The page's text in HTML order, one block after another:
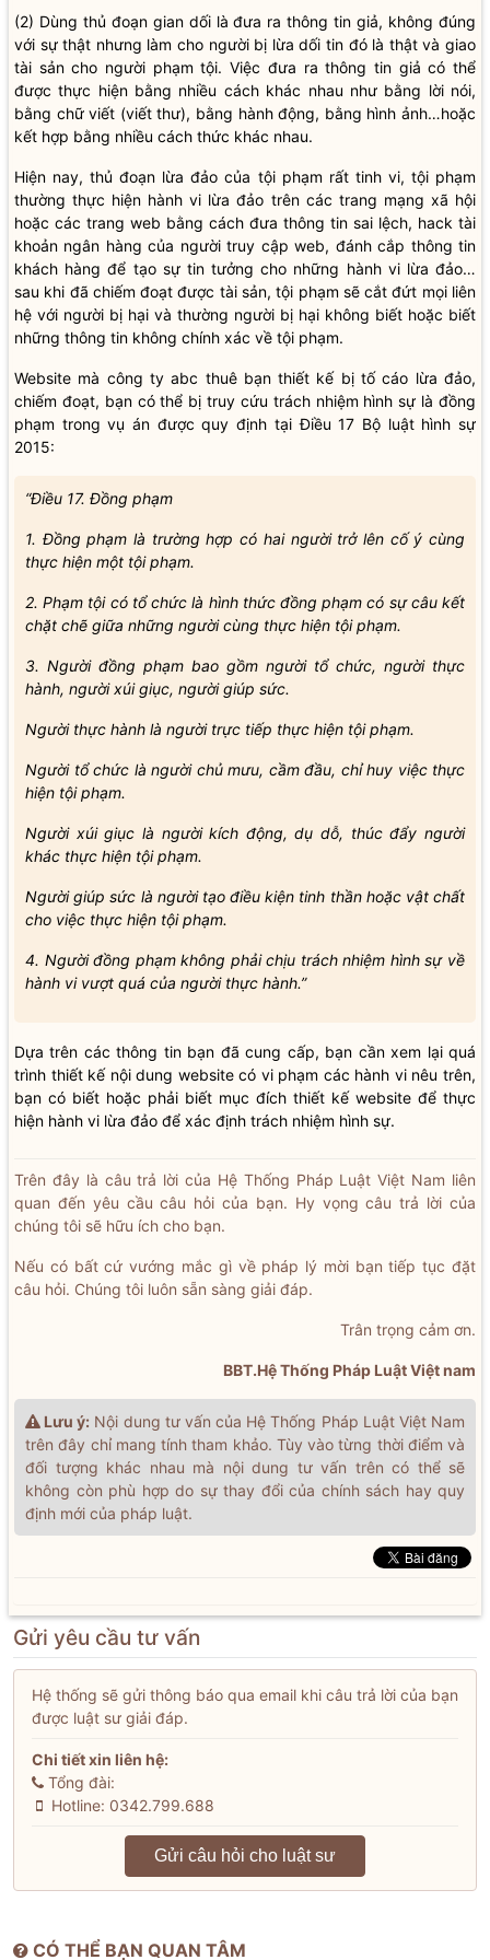
(2) Dùng thủ đoạn gian dối là đưa ra thông tin giả, không đúng
với sự thật nhưng làm cho người bị lừa dối tin đó là thật và giao
tài sản cho người phạm tội. Việc đưa ra thông tin giả có thể
được thực hiện bằng nhiều cách khác nhau như bằng lời nói,
bằng chữ viết (viết thư), bằng hành động, bằng hình ảnh…hoặc
kết hợp bằng nhiều cách thức khác nhau.
Hiện nay, thủ đoạn lừa đảo của tội phạm rất tinh vi, tội phạm
thường thực hiện hành vi lừa đảo trên các trang mạng xã hội
hoặc các trang web bằng cách đưa thông tin sai lệch, hack tài
khoản ngân hàng của người truy cập web, đánh cắp thông tin
khách hàng để tạo sự tin tưởng cho những hành vi lừa đảo…
sau khi đã chiếm đoạt được tài sản, tội phạm sẽ cắt đứt mọi liên
hệ với người bị hại và thường người bị hại không biết hoặc biết
những thông tin không chính xác về tội phạm.
Website mà công ty abc thuê bạn thiết kế bị tố cáo lừa đảo,
chiếm đoạt, bạn có thể bị truy cứu trách nhiệm hình sự là đồng
phạm trong vụ án được quy định tại Điều 17 Bộ luật hình sự
2015:
“Điều 17. Đồng phạm
1. Đồng phạm là trường hợp có hai người trở lên cố ý cùng
thực hiện một tội phạm.
2. Phạm tội có tổ chức là hình thức đồng phạm có sự câu kết
chặt chẽ giữa những người cùng thực hiện tội phạm.
3. Người đồng phạm bao gồm người tổ chức, người thực
hành, người xúi giục, người giúp sức.
Người thực hành là người trực tiếp thực hiện tội phạm.
Người tổ chức là người chủ mưu, cầm đầu, chỉ huy việc thực
hiện tội phạm.
Người xúi giục là người kích động, dụ dỗ, thúc đẩy người
khác thực hiện tội phạm.
Người giúp sức là người tạo điều kiện tinh thần hoặc vật chất
cho việc thực hiện tội phạm.
4. Người đồng phạm không phải chịu trách nhiệm hình sự về
hành vi vượt quá của người thực hành.”
Dựa trên các thông tin bạn đã cung cấp, bạn cần xem lại quá
trình thiết kế nội dung website có vi phạm các hành vi nêu trên,
bạn có biết hoặc phải biết mục đích thiết kế website để thực
hiện hành vi lừa đảo để xác định trách nhiệm hình sự.
Trên đây là câu trả lời của Hệ Thống Pháp Luật Việt Nam liên
quan đến yêu cầu câu hỏi của bạn. Hy vọng câu trả lời của
chúng tôi sẽ hữu ích cho bạn.
Nếu có bất cứ vướng mắc gì về pháp lý mời bạn tiếp tục đặt
câu hỏi. Chúng tôi luôn sẵn sàng giải đáp.
Trân trọng cảm ơn.
BBT.Hệ Thống Pháp Luật Việt nam
Lưu ý: Nội dung tư vấn của Hệ Thống Pháp Luật Việt Nam
trên đây chỉ mang tính tham khảo. Tùy vào từng thời điểm và
đối tượng khác nhau mà nội dung tư vấn trên có thể sẽ
không còn phù hợp do sự thay đổi của chính sách hay quy
định mới của pháp luật.
Gửi yêu cầu tư vấn
Hệ thống sẽ gửi thông báo qua email khi câu trả lời của bạn
được luật sư giải đáp.
Chi tiết xin liên hệ:
Tổng đài:
Hotline: 0342.799.688
Gửi câu hỏi cho luật sư
CÓ THỂ BẠN QUAN TÂM